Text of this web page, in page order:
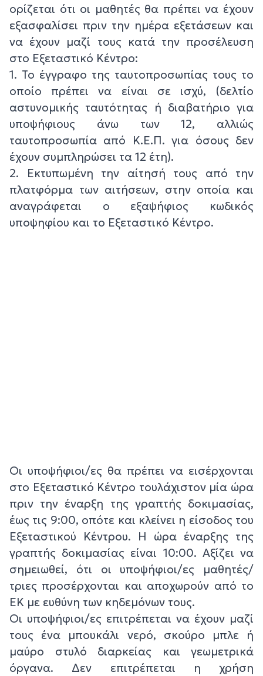
ορίζεται ότι οι μαθητές θα πρέπει να έχουν
εξασφαλίσει πριν την ημέρα εξετάσεων και
να έχουν μαζί τους κατά την προσέλευση
στο Εξεταστικό Κέντρο:
1. Το έγγραφο της ταυτοπροσωπίας τους το
οποίο πρέπει να είναι σε ισχύ, (δελτίο
αστυνομικής ταυτότητας ή διαβατήριο για
υποψήφιους άνω των 12, αλλιώς
ταυτοπροσωπία από Κ.Ε.Π. για όσους δεν
έχουν συμπληρώσει τα 12 έτη).
2. Εκτυπωμένη την αίτησή τους από την
πλατφόρμα των αιτήσεων, στην οποία και
αναγράφεται ο εξαψήφιος κωδικός
υποψηφίου και το Εξεταστικό Κέντρο.
Οι υποψήφιοι/ες θα πρέπει να εισέρχονται
στο Εξεταστικό Κέντρο τουλάχιστον μία ώρα
πριν την έναρξη της γραπτής δοκιμασίας,
έως τις 9:00, οπότε και κλείνει η είσοδος του
Εξεταστικού Κέντρου. Η ώρα έναρξης της
γραπτής δοκιμασίας είναι 10:00. Αξίζει να
σημειωθεί, ότι οι υποψήφιοι/ες μαθητές/
τριες προσέρχονται και αποχωρούν από το
ΕΚ με ευθύνη των κηδεμόνων τους.
Οι υποψήφιοι/ες επιτρέπεται να έχουν μαζί
τους ένα μπουκάλι νερό, σκούρο μπλε ή
μαύρο στυλό διαρκείας και γεωμετρικά
όργανα. Δεν επιτρέπεται η χρήση